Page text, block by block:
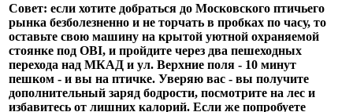
Совет: если хотите добраться до Московского птичьего
рынка безболезненно и не торчать в пробках по часу, то
оставьте свою машину на крытой уютной охраняемой
стоянке под OBI, и пройдите через два пешеходных
перехода над МКАД и ул. Верхние поля - 10 минут
пешком - и вы на птичке. Уверяю вас - вы получите
дополнительный заряд бодрости, посмотрите на лес и
избавитесь от лишних калорий. Если же попробуете